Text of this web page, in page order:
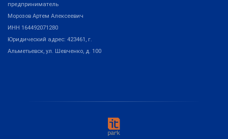
предприниматель
Морозов Артем Алексеевич
ИНН 164492071280
Юридический адрес: 423461, г.
Альметьевск, ул. Шевченко, д. 100